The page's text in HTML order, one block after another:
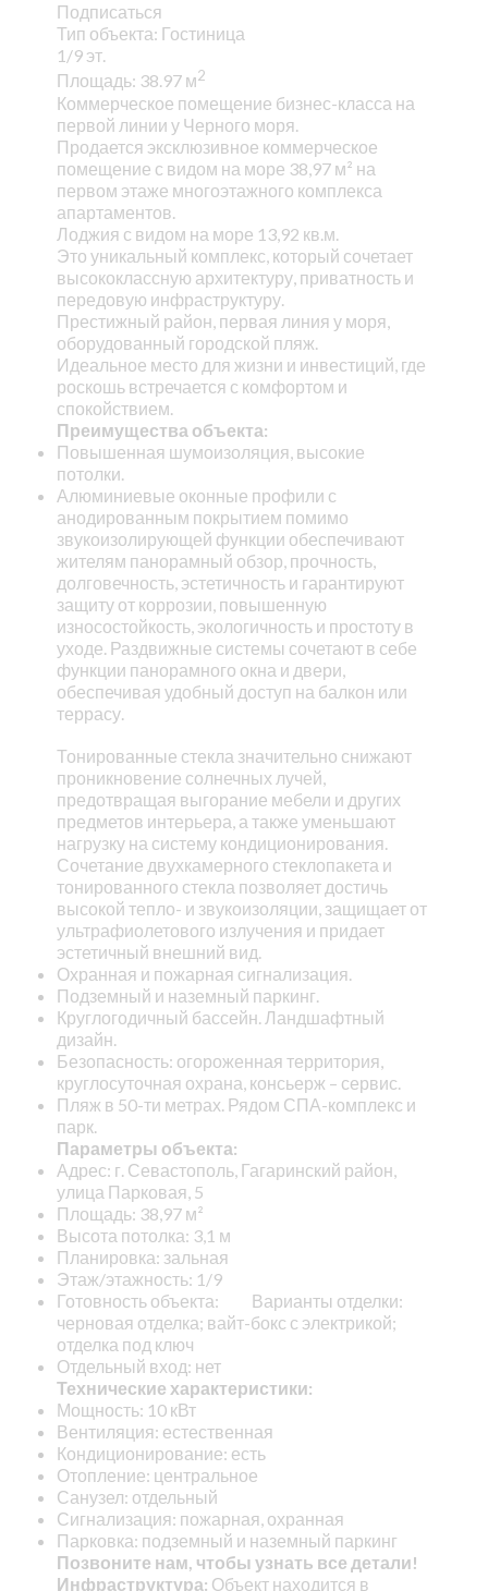
Подписаться
Тип объекта: Гостиница
1/9 эт.
Площадь: 38.97 м2
Коммерческое помещение бизнес-класса на
первой линии у Черного моря.
Продается эксклюзивное коммерческое
помещение с видом на море 38,97 м² на
первом этаже многоэтажного комплекса
апартаментов.
Лоджия с видом на море 13,92 кв.м.
Это уникальный комплекс, который сочетает
высококлассную архитектуру, приватность и
передовую инфраструктуру.
Престижный район, первая линия у моря,
оборудованный городской пляж.
Идеальное место для жизни и инвестиций, где
роскошь встречается с комфортом и
спокойствием.
Преимущества объекта:
Повышенная шумоизоляция, высокие
потолки.
Алюминиевые оконные профили с
анодированным покрытием помимо
звукоизолирующей функции обеспечивают
жителям панорамный обзор, прочность,
долговечность, эстетичность и гарантируют
защиту от коррозии, повышенную
износостойкость, экологичность и простоту в
уходе. Раздвижные системы сочетают в себе
функции панорамного окна и двери,
обеспечивая удобный доступ на балкон или
террасу.
Тонированные стекла значительно снижают
проникновение солнечных лучей,
предотвращая выгорание мебели и других
предметов интерьера, а также уменьшают
нагрузку на систему кондиционирования.
Сочетание двухкамерного стеклопакета и
тонированного стекла позволяет достичь
высокой тепло- и звукоизоляции, защищает от
ультрафиолетового излучения и придает
эстетичный внешний вид.
Охранная и пожарная сигнализация.
Подземный и наземный паркинг.
Круглогодичный бассейн. Ландшафтный
дизайн.
Безопасность: огороженная территория,
круглосуточная охрана, консьерж – сервис.
Пляж в 50-ти метрах. Рядом СПА-комплекс и
парк.
Параметры объекта:
Адрес: г. Севастополь, Гагаринский район,
улица Парковая, 5
Площадь: 38,97 м²
Высота потолка: 3,1 м
Планировка: зальная
Этаж/этажность: 1/9
Готовность объекта: Варианты отделки:
черновая отделка; вайт-бокс с электрикой;
отделка под ключ
Отдельный вход: нет
Технические характеристики:
Мощность: 10 кВт
Вентиляция: естественная
Кондиционирование: есть
Отопление: центральное
Санузел: отдельный
Сигнализация: пожарная, охранная
Парковка: подземный и наземный паркинг
Позвоните нам, чтобы узнать все детали!
Инфраструктура: Объект находится в